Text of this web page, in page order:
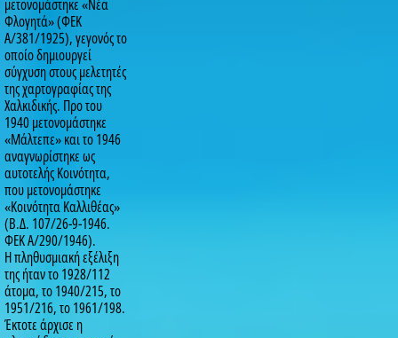
μετονομάστηκε «Νέα
Φλογητά» (ΦΕΚ
Α/381/1925), γεγονός το
οποίο δημιουργεί
σύγχυση στους μελετητές
της χαρτογραφίας της
Χαλκιδικής. Προ του
1940 μετονομάστηκε
«Μάλτεπε» και το 1946
αναγνωρίστηκε ως
αυτοτελής Κοινότητα,
που μετονομάστηκε
«Κοινότητα Καλλιθέας»
(Β.Δ. 107/26-9-1946.
ΦΕΚ Α/290/1946).
Η πληθυσμιακή εξέλιξη
της ήταν το 1928/112
άτομα, το 1940/215, το
1951/216, το 1961/198.
Έκτοτε άρχισε η